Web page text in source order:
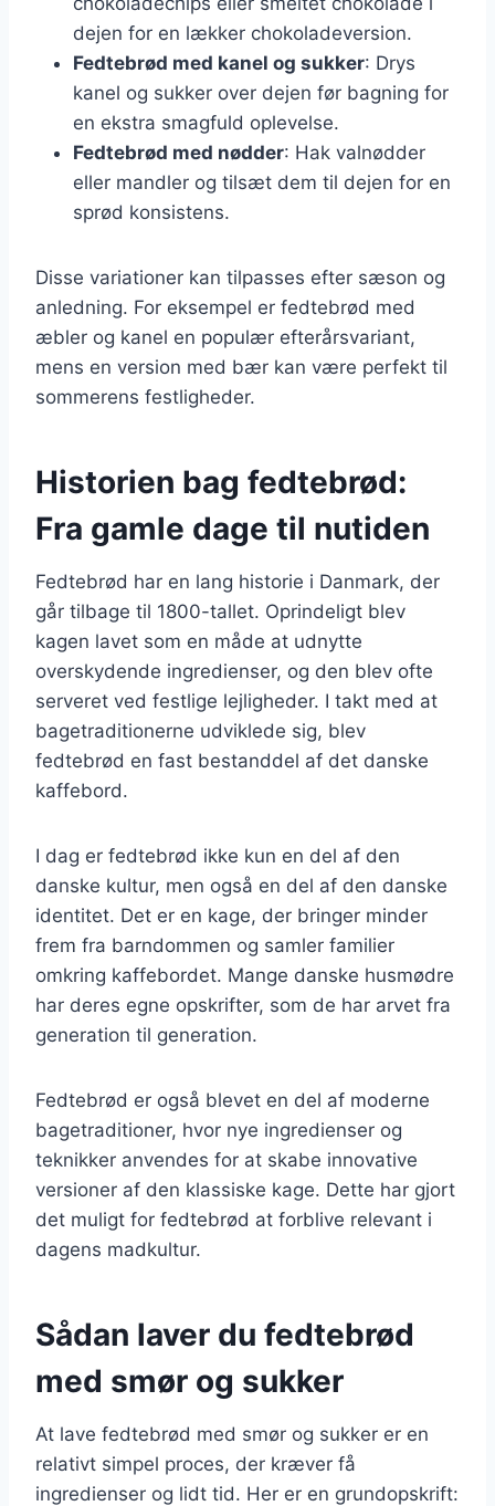
dejen for en lækker chokoladeversion.
Fedtebrød med kanel og sukker: Drys
kanel og sukker over dejen før bagning for
en ekstra smagfuld oplevelse.
Fedtebrød med nødder: Hak valnødder
eller mandler og tilsæt dem til dejen for en
sprød konsistens.
Disse variationer kan tilpasses efter sæson og
anledning. For eksempel er fedtebrød med
æbler og kanel en populær efterårsvariant,
mens en version med bær kan være perfekt til
sommerens festligheder.
Historien bag fedtebrød:
Fra gamle dage til nutiden
Fedtebrød har en lang historie i Danmark, der
går tilbage til 1800-tallet. Oprindeligt blev
kagen lavet som en måde at udnytte
overskydende ingredienser, og den blev ofte
serveret ved festlige lejligheder. I takt med at
bagetraditionerne udviklede sig, blev
fedtebrød en fast bestanddel af det danske
kaffebord.
I dag er fedtebrød ikke kun en del af den
danske kultur, men også en del af den danske
identitet. Det er en kage, der bringer minder
frem fra barndommen og samler familier
omkring kaffebordet. Mange danske husmødre
har deres egne opskrifter, som de har arvet fra
generation til generation.
Fedtebrød er også blevet en del af moderne
bagetraditioner, hvor nye ingredienser og
teknikker anvendes for at skabe innovative
versioner af den klassiske kage. Dette har gjort
det muligt for fedtebrød at forblive relevant i
dagens madkultur.
Sådan laver du fedtebrød
med smør og sukker
At lave fedtebrød med smør og sukker er en
relativt simpel proces, der kræver få
ingredienser og lidt tid. Her er en grundopskrift: